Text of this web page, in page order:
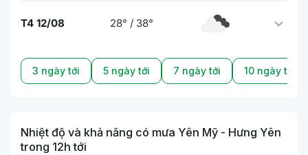
T4 12/08 28° / 38°
3 ngày tới 5 ngày tới 7 ngày tới 10 ngày tới
Nhiệt độ và khả năng có mưa Yên Mỹ - Hưng Yên
trong 12h tới